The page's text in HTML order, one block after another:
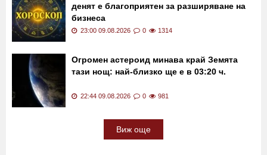
денят е благоприятен за разширяване на
бизнеса
23:00 09.08.2026 0 1314
Огромен астероид минава край Земята
тази нощ: най-близко ще е в 03:20 ч.
22:44 09.08.2026 0 981
Виж още